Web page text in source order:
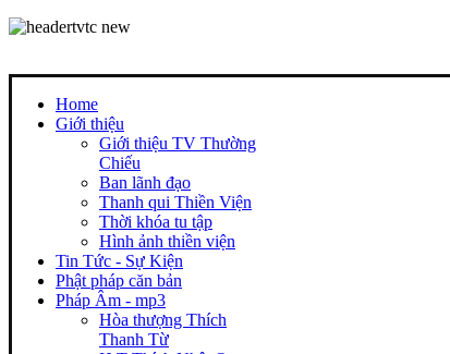
Home
Giới thiệu
Giới thiệu TV Thường
Chiếu
Ban lãnh đạo
Thanh qui Thiền Viện
Thời khóa tu tập
Hình ảnh thiền viện
Tin Tức - Sự Kiện
Phật pháp căn bản
Pháp Âm - mp3
Hòa thượng Thích
Thanh Từ